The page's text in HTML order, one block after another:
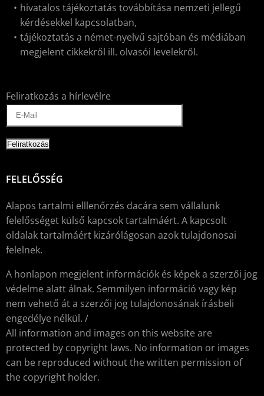
hivatalos tájékoztatás továbbítása nemzeti jellegű
kérdésekkel kapcsolatban,
tájékoztatás a német-nyelvű sajtóban és médiában
megjelent cikkekről ill. olvasói levelekről.
Feliratkozás a hírlevélre
FELELŐSSÉG
Alapos tartalmi elllenőrzés dacára sem vállalunk
felelősséget külső kapcsok tartalmáért. A kapcsolt
oldalak tartalmáért kizárólágosan azok tulajdonosai
felelnek.
A honlapon megjelent információk és képek a szerzői jog
védelme alatt álnak. Semmilyen információ vagy kép
nem vehető át a szerzői jog tulajdonosának írásbeli
engedélye nélkül. /
All information and images on this website are
protected by copyright laws. No information or images
can be reproduced without the written permission of
the copyright holder.